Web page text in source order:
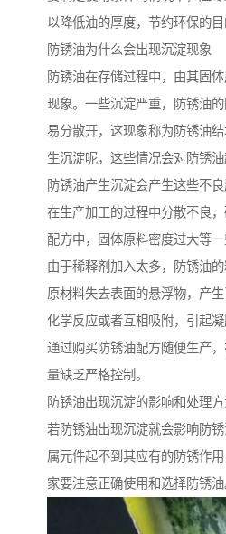
以降低油的厚度，节约环保的目
防锈油为什么会出现沉淀现象
防锈油在存储过程中，由其固
现象。一些沉淀严重，防锈油
易分散开，这现象称为防锈油
生沉淀呢，这些情况会对防锈油
防锈油产生沉淀会产生这些不良
在生产加工的过程中分散不良
配方中，固体原料密度过大等一
由于稀释剂加入太多，防锈油
原材料失去表面的悬浮物，产
化学反应或者互相吸附，引起
通过购买防锈油配方随便生产
量缺乏严格控制。
防锈油出现沉淀的影响和处理
若防锈油出现沉淀就会影响防
属元件起不到其应有的防锈作用
家要注意正确使用和选择防锈油